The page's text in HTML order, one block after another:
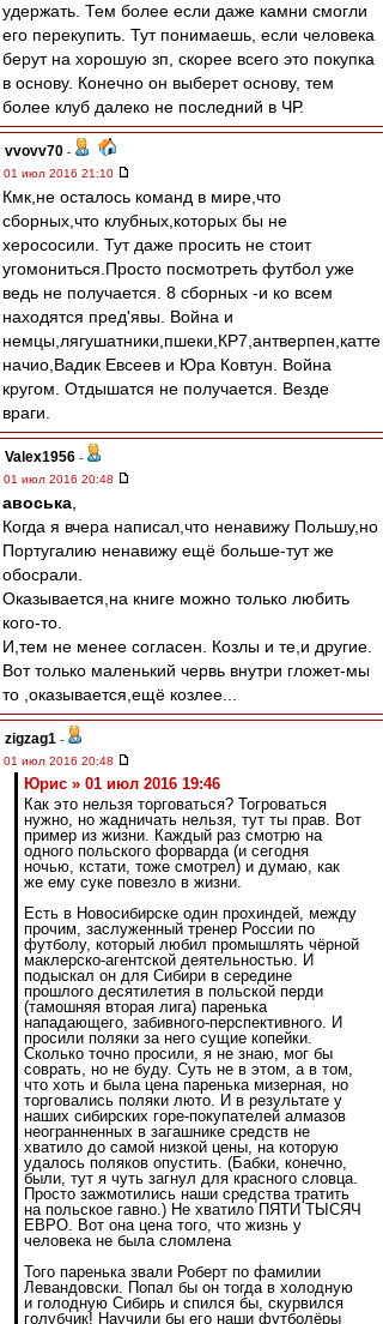
удержать. Тем более если даже камни смогли
его перекупить. Тут понимаешь, если человека
берут на хорошую зп, скорее всего это покупка
в основу. Конечно он выберет основу, тем
более клуб далеко не последний в ЧР.
vvovv70 -
01 июл 2016 21:10
Кмк,не осталось команд в мире,что
сборных,что клубных,которых бы не
херососили. Тут даже просить не стоит
угомониться.Просто посмотреть футбол уже
ведь не получается. 8 сборных -и ко всем
находятся пред'явы. Война и
немцы,лягушатники,пшеки,КР7,антверпен,катте
начио,Вадик Евсеев и Юра Ковтун. Война
кругом. Отдышатся не получается. Везде
враги.
Valex1956 -
01 июл 2016 20:48
авоська
Когда я вчера написал,что ненавижу Польшу,но
Португалию ненавижу ещё больше-тут же
обосрали.
Оказывается,на книге можно только любить
кого-то.
И,тем не менее согласен. Козлы и те,и другие.
Вот только маленький червь внутри гложет-мы
то ,оказывается,ещё козлее...
zigzag1 -
01 июл 2016 20:48
Юрис » 01 июл 2016 19:46
Как это нельзя торговаться? Тогроваться
нужно, но жадничать нельзя, тут ты прав. Вот
пример из жизни. Каждый раз смотрю на
одного польского форварда (и сегодня
ночью, кстати, тоже смотрел) и думаю, как
же ему суке повезло в жизни.
Есть в Новосибирске один прохиндей, между
прочим, заслуженный тренер России по
футболу, который любил промышлять чёрной
маклерско-агентской деятельностью. И
подыскал он для Сибири в середине
прошлого десятилетия в польской перди
(тамошняя вторая лига) паренька
нападающего, забивного-перспективного. И
просили поляки за него сущие копейки.
Сколько точно просили, я не знаю, мог бы
соврать, но не буду. Суть не в этом, а в том,
что хоть и была цена паренька мизерная, но
торговались поляки люто. И в результате у
наших сибирских горе-покупателей алмазов
неогранненных в загашнике средств не
хватило до самой низкой цены, на которую
удалось поляков опустить. (Бабки, конечно,
были, тут я чуть загнул для красного словца.
Просто зажмотились наши средства тратить
на польское гавно.) Не хватило ПЯТИ ТЫСЯЧ
ЕВРО. Вот она цена того, что жизнь у
человека не была сломлена
Того паренька звали Роберт по фамилии
Левандовски. Попал бы он тогда в холодную
и голодную Сибирь и спился бы, скурвился
голубчик! Научили бы его наши футболёры